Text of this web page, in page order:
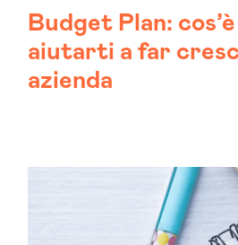
Budget Plan:
aiutarti a far
azienda